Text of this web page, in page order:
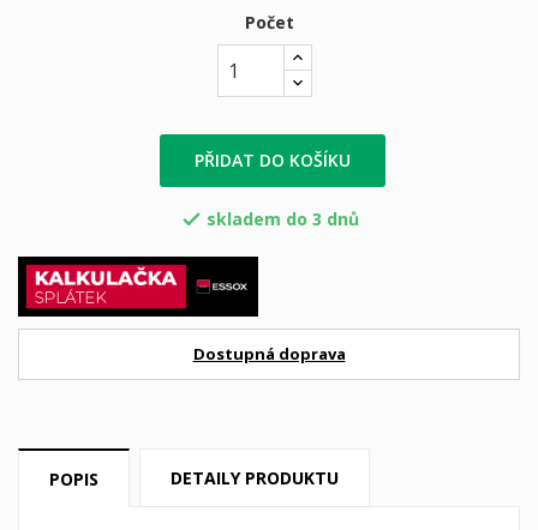
Počet
PŘIDAT DO KOŠÍKU
 skladem do 3 dnů
Dostupná doprava
POPIS DETAILY PRODUKTU